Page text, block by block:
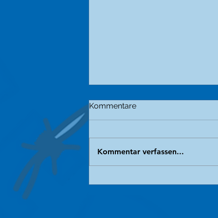
Kommentare
Kommentar verfassen...